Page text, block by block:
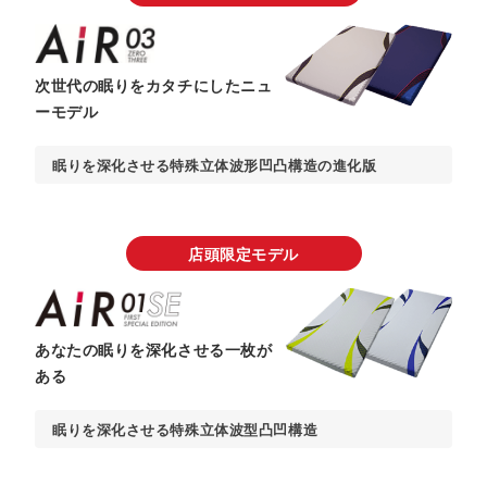
次世代の眠りをカタチにしたニュ
ーモデル
眠りを深化させる特殊立体波形凹凸構造の進化版​
店頭限定モデル
あなたの眠りを深化させる一枚が
ある
眠りを深化させる特殊立体波型凸凹構造​